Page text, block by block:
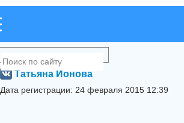
Татьяна Ионова
Дата регистрации: 24 февраля 2015 12:39